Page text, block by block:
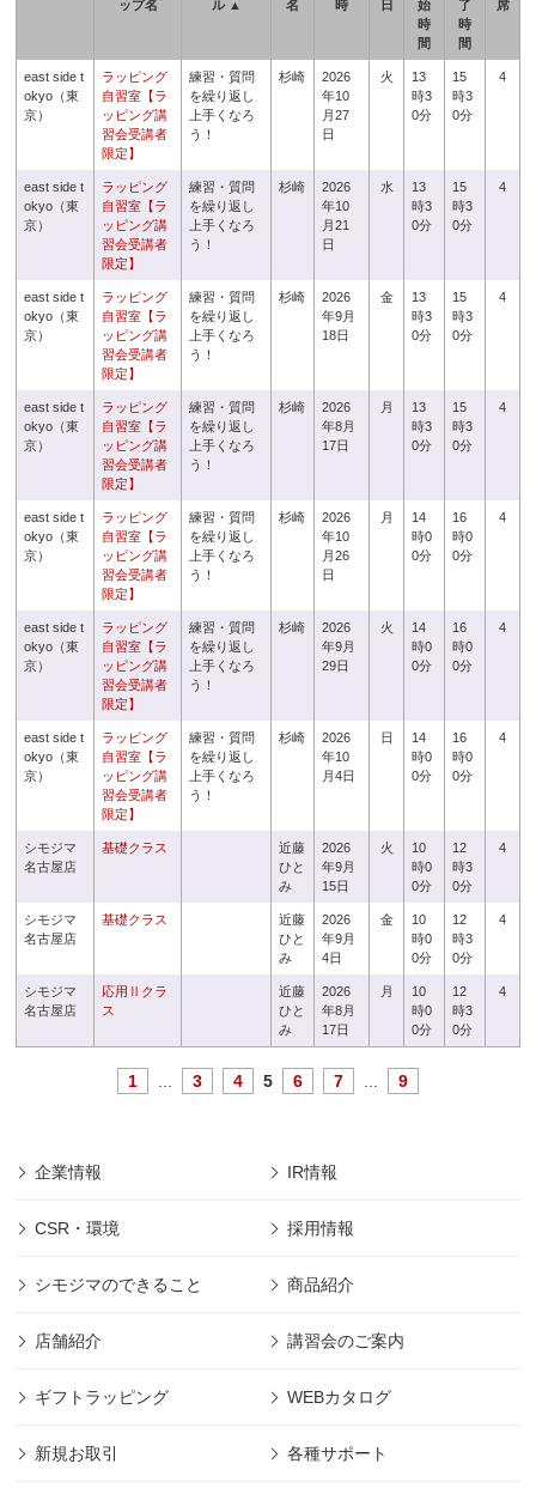
ップ名
ル ▲
名
時
日
始
時
間
了
時
間
席
east side t
okyo（東
京）
ラッピング
自習室【ラ
ッピング講
習会受講者
限定】
練習・質問
を繰り返し
上手くなろ
う！
杉崎
2026
年10
月27
日
火
13
時3
0分
15
時3
0分
4
east side t
okyo（東
京）
ラッピング
自習室【ラ
ッピング講
習会受講者
限定】
練習・質問
を繰り返し
上手くなろ
う！
杉崎
2026
年10
月21
日
水
13
時3
0分
15
時3
0分
4
east side t
okyo（東
京）
ラッピング
自習室【ラ
ッピング講
習会受講者
限定】
練習・質問
を繰り返し
上手くなろ
う！
杉崎
2026
年9月
18日
金
13
時3
0分
15
時3
0分
4
east side t
okyo（東
京）
ラッピング
自習室【ラ
ッピング講
習会受講者
限定】
練習・質問
を繰り返し
上手くなろ
う！
杉崎
2026
年8月
17日
月
13
時3
0分
15
時3
0分
4
east side t
okyo（東
京）
ラッピング
自習室【ラ
ッピング講
習会受講者
限定】
練習・質問
を繰り返し
上手くなろ
う！
杉崎
2026
年10
月26
日
月
14
時0
0分
16
時0
0分
4
east side t
okyo（東
京）
ラッピング
自習室【ラ
ッピング講
習会受講者
限定】
練習・質問
を繰り返し
上手くなろ
う！
杉崎
2026
年9月
29日
火
14
時0
0分
16
時0
0分
4
east side t
okyo（東
京）
ラッピング
自習室【ラ
ッピング講
習会受講者
限定】
練習・質問
を繰り返し
上手くなろ
う！
杉崎
2026
年10
月4日
日
14
時0
0分
16
時0
0分
4
シモジマ
名古屋店
基礎クラス
近藤
ひと
み
2026
年9月
15日
火
10
時0
0分
12
時3
0分
4
シモジマ
名古屋店
基礎クラス
近藤
ひと
み
2026
年9月
4日
金
10
時0
0分
12
時3
0分
4
シモジマ
名古屋店
応用Ⅱクラ
ス
近藤
ひと
み
2026
年8月
17日
月
10
時0
0分
12
時3
0分
4
1 3 4 5 6 7 9
企業情報 IR情報
CSR・環境 採用情報
シモジマのできること 商品紹介
店舗紹介 講習会のご案内
ギフトラッピング WEBカタログ
新規お取引 各種サポート